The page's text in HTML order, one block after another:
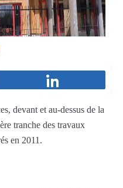
devant et au-dessus de la
tranche des travaux
en 2011.